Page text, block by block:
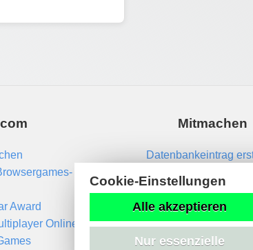
Award
Online-
Mitmachen
Datenbankeintrag
Cookie-Einstellungen
Alle akzeptieren
Nur essenzielle